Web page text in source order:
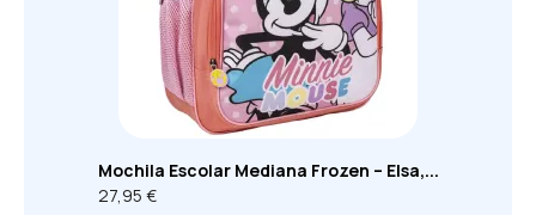
Mochila Escolar Mediana Frozen – Elsa,...
27,95 €